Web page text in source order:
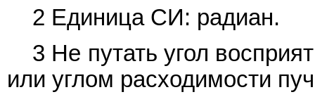
2 Единица СИ: радиан.
3 Не путать угол
или углом расходимости